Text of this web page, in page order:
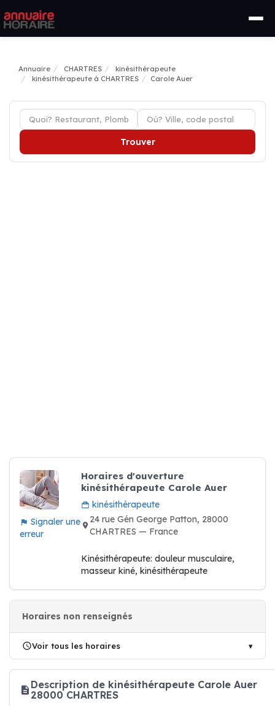
Annuaire CHARTRES
kinésithérapeute
kinésithérapeute à CHARTRES
Carole Auer
Trouver
Signaler une
erreur
Horaires d'ouverture
kinésithérapeute Carole Auer
kinésithérapeute
24 rue Gén George Patton, 28000
CHARTRES — France
Kinésithérapeute: douleur musculaire,
masseur kiné, kinésithérapeute
Horaires non renseignés
Voir tous les horaires
Description de kinésithérapeute Carole Auer
28000 CHARTRES